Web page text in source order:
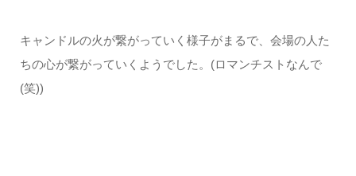
キャンドルの火が繋がっていく様子がまるで、会場の人た
ちの心が繋がっていくようでした。(ロマンチストなんで
(笑))